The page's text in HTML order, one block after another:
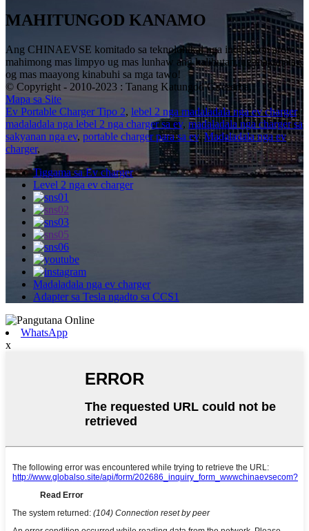
MAHITUNGOD KANAMO
Ang CHINAEVSE komitado sa teknolohikal nga inobasyon aron
mahimong mas limpyo ug mas lunhaw ang kalibutan, ug makahatag
og mas maayong kinabuhi sa mga tawo!
© Copyright - 2010-2023 : Tanang Katungod Gireserba.
Mapa sa Site
Ev Portable Charger Tipo 2, lebel 2 nga madaladala nga ev charger,
madaladala nga lebel 2 nga charger sa ev, madaladala nga charger sa
sakyanan nga ev, portable charger para sa ev,Madaladala nga ev
charger,
Tiggama sa Ev charger
Level 2 nga ev charger
Madaladala nga ev charger
Adapter sa Tesla ngadto sa CCS1
WhatsApp
x